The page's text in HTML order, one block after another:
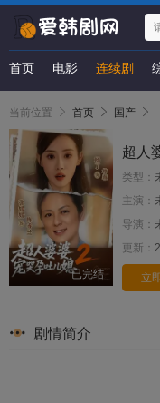
首页 电影 连续剧
当前位置 首页 国产
已完结
超人
类型：
主演：
导演：
更新：
立
剧情简介